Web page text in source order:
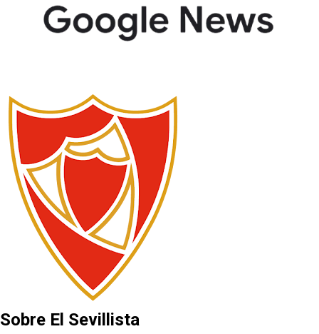
Sobre El Sevillista